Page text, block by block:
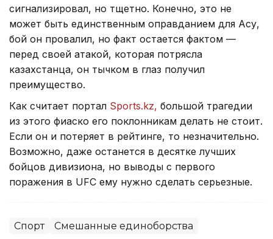
сигнализировал, но тщетно. Конечно, это не
может быть единственным оправданием для Асу,
бой он провалил, но факт остается фактом —
перед своей атакой, которая потрясла
казахстанца, он тычком в глаз получил
преимущество.
Как считает портал Sports.kz, большой трагедии
из этого фиаско его поклонникам делать не стоит.
Если он и потеряет в рейтинге, то незначительно.
Возможно, даже останется в десятке лучших
бойцов дивизиона, но выводы с первого
поражения в UFC ему нужно сделать серьезные.
Спорт Смешанные единоборства